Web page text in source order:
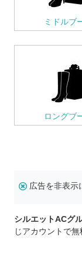
ミドルブ
ロングブ
広告を非表示
シルエットACグ
じアカウントで無